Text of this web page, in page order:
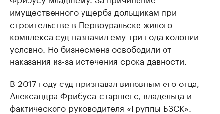
имущественного ущерба дольщикам при
строительстве в Первоуральске жилого
комплекса суд назначил ему три года колонии
условно. Но бизнесмена освободили от
наказания из-за истечения срока давности.
В 2017 году суд признавал виновным его отца,
Александра Фрибуса-старшего, владельца и
фактического руководителя «Группы БЗСК».